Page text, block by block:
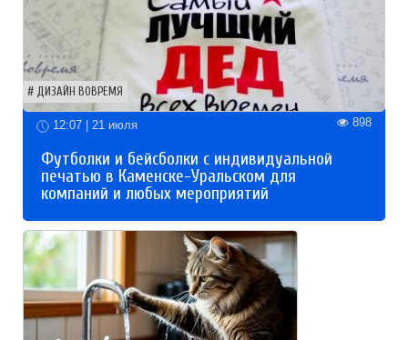
ДИЗАЙН ВОВРЕМЯ
12:07 | 21 июля 898
Футболки и бейсболки с индивидуальной
печатью в Каменске-Уральском для
компаний и любых мероприятий